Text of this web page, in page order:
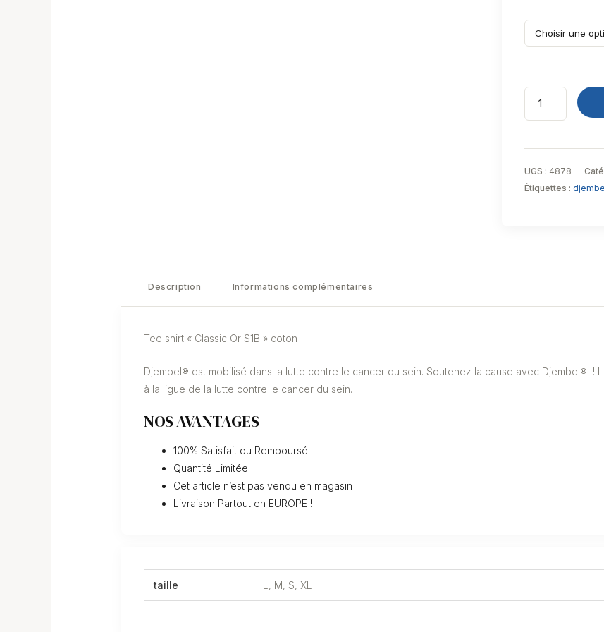
UGS : 4878
Étiquettes :
Description Informations complémentaires
Tee shirt « Classic Or S1B » coton
Djembel® est mobilisé dans la lutte contre le cancer du sein. Soutenez la cause avec Djembel® !
à la ligue de la lutte contre le cancer du sein.
NOS AVANTAGES
100% Satisfait ou Remboursé
Quantité Limitée
Cet article n’est pas vendu en magasin
Livraison Partout en EUROPE !
taille L, M, S, XL